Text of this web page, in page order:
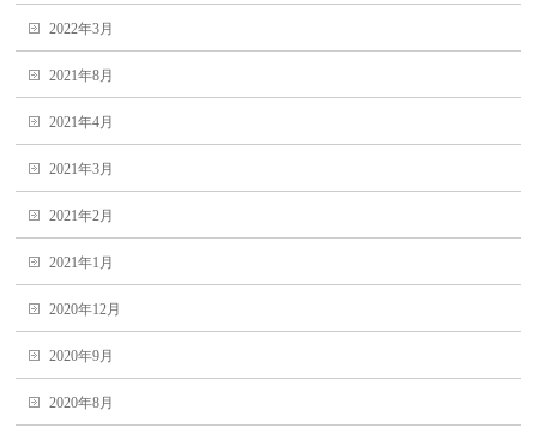
2022年3月
2021年8月
2021年4月
2021年3月
2021年2月
2021年1月
2020年12月
2020年9月
2020年8月